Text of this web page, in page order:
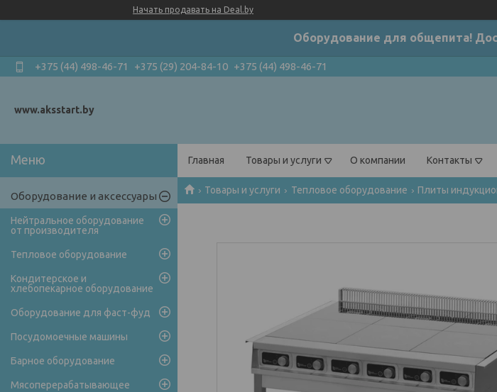
Начать продавать на Deal.by
Оборудование для общепита!
+375 (44) 498-46-71 +375 (29) 204-84-10 +375 (44) 498-46-71
www.aksstart.by
Главная Товары и услуги О компании Контакты
Товары и услуги Тепловое оборудование Плиты
Оборудование и аксессуары
Нейтральное оборудование
от производителя
Тепловое оборудование
Кондитерское и
хлебопекарное оборудование
Оборудование для фаст-фуд
Посудомоечные машины
Барное оборудование
Мясоперерабатывающее